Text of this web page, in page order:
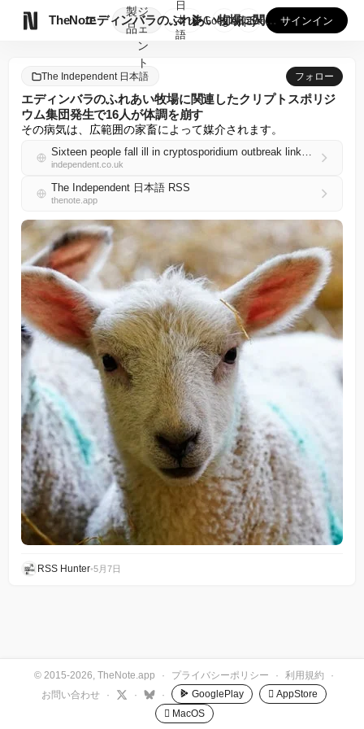
TheNote
製
品
ジ
ェ
ン
ト
エディンバラのふれあい牧場に関連したクリプトスポリジウム集団...
日
本
語
GooglePlay
AppStore サインイン
The Independent 日本語 フォロー
エディンバラのふれあい牧場に関連したクリプトスポリジ
ウム集団発生で16人が体調を崩す
その病気は、広範囲の家畜によって媒介されます。
Sixteen people fall ill in cryptosporidium outbreak linked back to Edinburgh petting farm
independent.co.uk
The Independent 日本語 RSS
thenote.app
RSS Hunter•5月7日
© 2015-2026, TheNote.app · プライバシーポリシー · 利用規約
·
お問い合わせ
· · · GooglePlay
 AppStore
 MacOS